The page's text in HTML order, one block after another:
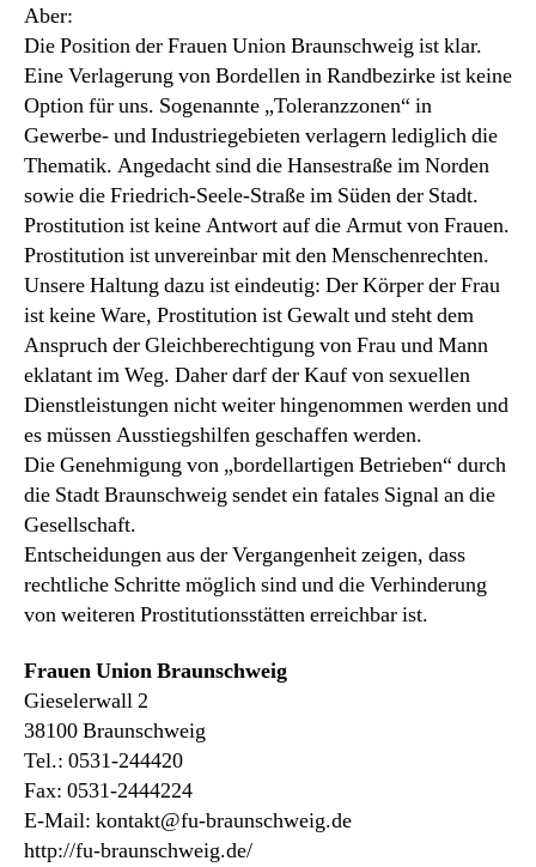
Aber:
Die Position der Frauen Union Braunschweig ist klar.
Eine Verlagerung von Bordellen in Randbezirke ist keine
Option für uns. Sogenannte „Toleranzzonen“ in
Gewerbe- und Industriegebieten verlagern lediglich die
Thematik. Angedacht sind die Hansestraße im Norden
sowie die Friedrich-Seele-Straße im Süden der Stadt.
Prostitution ist keine Antwort auf die Armut von Frauen.
Prostitution ist unvereinbar mit den Menschenrechten.
Unsere Haltung dazu ist eindeutig: Der Körper der Frau
ist keine Ware, Prostitution ist Gewalt und steht dem
Anspruch der Gleichberechtigung von Frau und Mann
eklatant im Weg. Daher darf der Kauf von sexuellen
Dienstleistungen nicht weiter hingenommen werden und
es müssen Ausstiegshilfen geschaffen werden.
Die Genehmigung von „bordellartigen Betrieben“ durch
die Stadt Braunschweig sendet ein fatales Signal an die
Gesellschaft.
Entscheidungen aus der Vergangenheit zeigen, dass
rechtliche Schritte möglich sind und die Verhinderung
von weiteren Prostitutionsstätten erreichbar ist.
Frauen Union Braunschweig
Gieselerwall 2
38100 Braunschweig
Tel.: 0531-244420
Fax: 0531-2444224
E-Mail: kontakt@fu-braunschweig.de
http://fu-braunschweig.de/